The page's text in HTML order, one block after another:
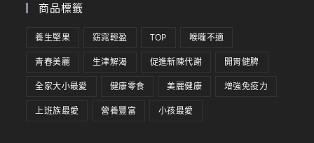
商品標籤
養生堅果 窈窕輕盈 TOP 喉嚨不適
青春美麗 生津解渴 促進新陳代謝 開胃健脾
全家大小最愛 健康零食 美麗健康 增強免疫力
上班族最愛 營養豐富 小孩最愛